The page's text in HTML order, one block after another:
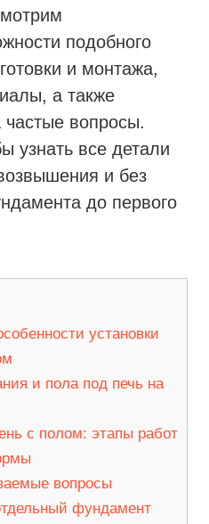
подобного
и монтажа,
а также
вопросы.
узнать все детали
и без
до первого
установки
и пола под печь на
с полом: этапы работ
вопросы
фундамент